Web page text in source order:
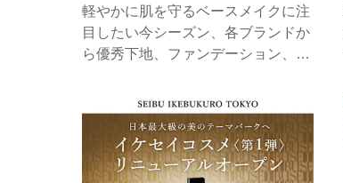
グッチ ビューティ
エレガンス KANEBO
軽やかに肌を守るベースメイクに注
目したい今シーズン、各ブランドか
ら優秀下地、ファンデーション、パ
が叶うラインアップ。まるで素肌が
美しくなったかのような、フレッシ
ュなナチュラルグロウ肌を目指し